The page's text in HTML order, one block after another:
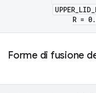
R =
Forme di fusione